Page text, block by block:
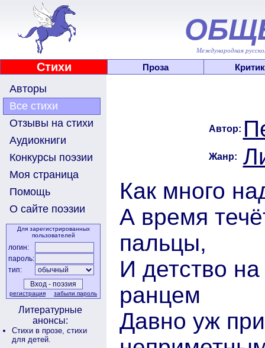
Международная
Стихи Проза
Авторы
Все стихи
Отзывы на стихи
Аудиокниги
Конкурсы поэзии
Моя страница
Помощь
О сайте поэзии
Для зарегистрированных
пользователей
логин:
пароль:
тип:
регистрация забыли пароль
Литературные
анонсы:
Стихи в прозе, стихи
для детей.
Автор:
Жанр:
Как много
А время
пальцы,
И детство
ранцем
Давно уж